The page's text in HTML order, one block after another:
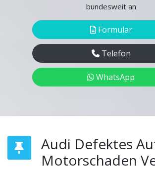
bundesweit an
Formular
Telefon
WhatsApp
Audi Defektes
Motorschaden